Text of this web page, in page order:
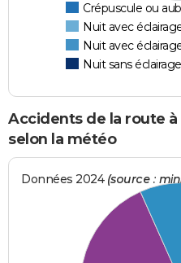
Crépuscule ou
Nuit avec
Nuit avec
Nuit sans
Accidents de la route
selon la météo
Données 2024 (source :